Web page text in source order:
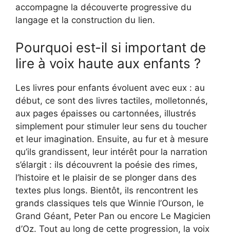
accompagne la découverte progressive du
langage et la construction du lien.
Pourquoi est-il si important de
lire à voix haute aux enfants ?
Les livres pour enfants évoluent avec eux : au
début, ce sont des livres tactiles, molletonnés,
aux pages épaisses ou cartonnées, illustrés
simplement pour stimuler leur sens du toucher
et leur imagination. Ensuite, au fur et à mesure
qu’ils grandissent, leur intérêt pour la narration
s’élargit : ils découvrent la poésie des rimes,
l’histoire et le plaisir de se plonger dans des
textes plus longs. Bientôt, ils rencontrent les
grands classiques tels que Winnie l’Ourson, le
Grand Géant, Peter Pan ou encore Le Magicien
d’Oz. Tout au long de cette progression, la voix